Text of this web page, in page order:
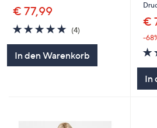
€ 77,99
5.0
von
5
(4)
In den Warenkorb
€
-
In